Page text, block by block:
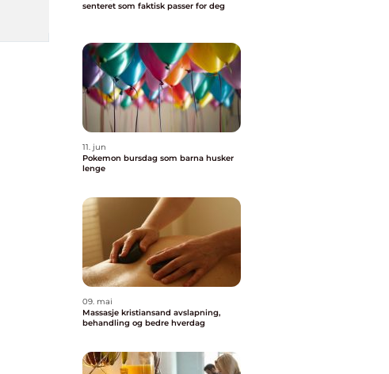
senteret som faktisk passer for deg
11. jun
Pokemon bursdag som barna husker
lenge
09. mai
Massasje kristiansand avslapning,
behandling og bedre hverdag